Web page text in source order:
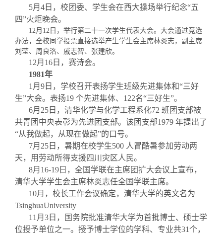
5月4日 ，校团委、学生会在西大操场举行纪念“五
四”火炬晚会。
12月12日 ，举行第二十一次学生代表大会。大会通过竞选
办法，全校同学投票直接选举产生学生会主席林炎志，副主席
刘莹、周良洛、戚志智、张建欣。
12月16日 ，赛诗会。
1981年
1 月9日 ，学校召开表扬学生班级先进集体和“三好
生”大会。表扬19 个先进集体、 122名“三好生”。
6月25日 ，清华化学与化学工程系化72 班团支部被
共青团中央表彰为先进团支部。该团支部1979 年提出了
“从我做起，从现在做起”的口号。
7月25日 ，暑期在校学生500 人冒酷暑参加劳动两
天，用劳动所得支援四川灾区人民。
8月16-19日 ，全国学联在主席团扩大会议上宣布，
清华大学学生会主席林炎志任全国学联主席。
10月 ，校长工作会议确定，清华大学的英文名为
TsinghuaUniversity
11 月3日 ，国务院批准清华大学为首批博士、硕士学
位授予单位之一。授予博士学位的学科、专业共31个，